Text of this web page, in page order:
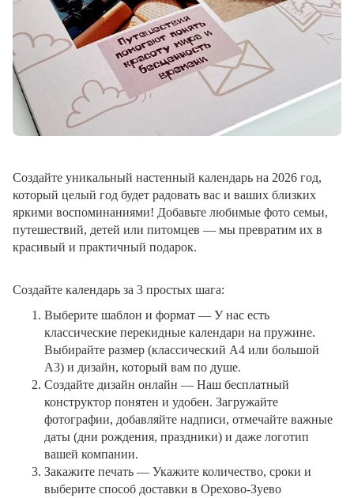
Создайте уникальный настенный календарь на 2026 год,
который целый год будет радовать вас и ваших близких
яркими воспоминаниями! Добавьте любимые фото семьи,
путешествий, детей или питомцев — мы превратим их в
красивый и практичный подарок.
Создайте календарь за 3 простых шага:
Выберите шаблон и формат — У нас есть
классические перекидные календари на пружине.
Выбирайте размер (классический A4 или большой
A3) и дизайн, который вам по душе.
Создайте дизайн онлайн — Наш бесплатный
конструктор понятен и удобен. Загружайте
фотографии, добавляйте надписи, отмечайте важные
даты (дни рождения, праздники) и даже логотип
вашей компании.
Закажите печать — Укажите количество, сроки и
выберите способ доставки в Орехово-Зуево